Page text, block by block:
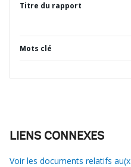
Titre du rapport
Mots clé
LIENS CONNEXES
Voir les documents relatifs